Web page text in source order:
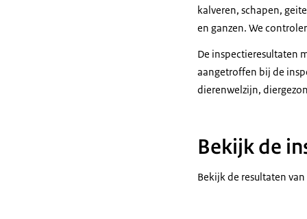
kalveren, schapen,
en ganzen. We
De inspectieresultaten
aangetroffen bij de
dierenwelzijn,
Bekijk de
Bekijk de resultaten